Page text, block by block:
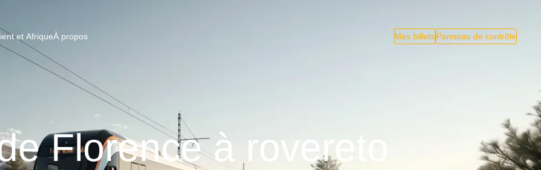
et AfriqueÀ propos Mes billetsPanneau de contrôle
Florence à rovereto